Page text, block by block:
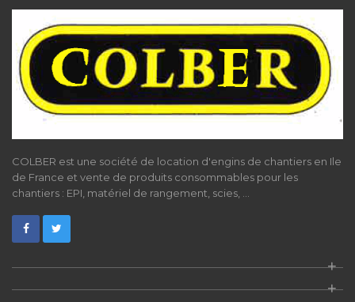
COLBER est une société de location d'engins de chantiers en Ile
de France et vente de produits consommables pour les
chantiers : EPI, matériel de rangement, scies, ...
+
+